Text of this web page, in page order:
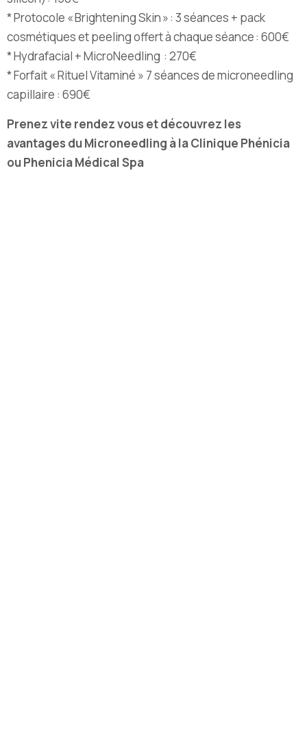
* Protocole « Brightening Skin » : 3 séances + pack
cosmétiques et peeling offert à chaque séance : 600€
* Hydrafacial + MicroNeedling : 270€
* Forfait « Rituel Vitaminé » 7 séances de microneedling
capillaire : 690€
Prenez vite rendez vous et découvrez les
avantages du Microneedling à la Clinique Phénicia
ou Phenicia Médical Spa